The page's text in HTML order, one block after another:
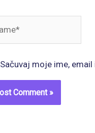
Sačuvaj moje ime,